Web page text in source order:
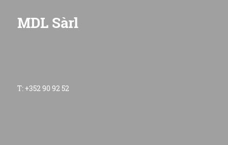
MDL Sàrl
T: +352 90 92 52